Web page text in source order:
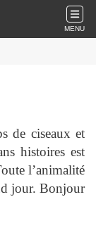
MENU
de ciseaux et
histoires est
l’animalité
jour. Bonjour